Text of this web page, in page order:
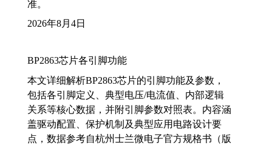
准。
2026年8月4日
BP2863芯片各引脚功能
本文详细解析BP2863芯片的引脚功能及参数，
包括各引脚定义、典型电压/电流值、内部逻辑
关系等核心数据，并附引脚参数对照表。内容涵
盖驱动配置、保护机制及典型应用电路设计要
点，数据参考自杭州士兰微电子官方规格书（版